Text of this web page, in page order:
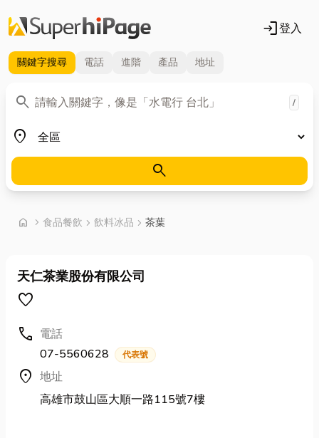
login登入
關鍵字搜尋 電話 進階 產品 地址
search
關鍵字 /
place
地區
search
home chevron_right 首頁
食品餐飲 chevron_right 飲料冰品 chevron_right 茶葉
天仁茶業股份有限公司
favorite
call 電話
07-5560628
代表號
location_on 地址
高雄市鼓山區大順一路115號7樓